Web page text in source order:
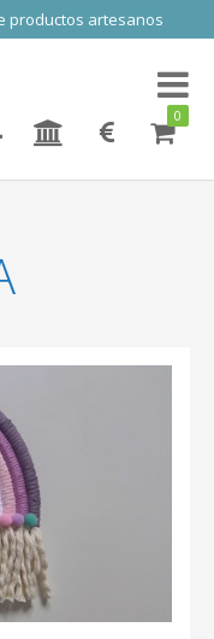
productos artesanos
Toggle
0